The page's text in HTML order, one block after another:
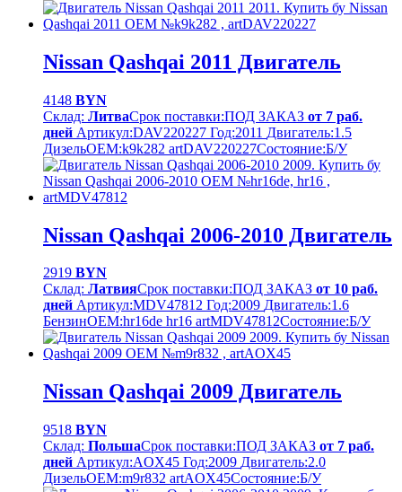
Nissan Qashqai 2011 Двигатель
4148 BYN
Склад: ЛитваСрок поставки:ПОД ЗАКАЗ от 7 раб.
дней Артикул:DAV220227 Год:2011 Двигатель:1.5
ДизельOEM:k9k282 artDAV220227Cостояние:Б/У
Nissan Qashqai 2006-2010 Двигатель
2919 BYN
Склад: ЛатвияСрок поставки:ПОД ЗАКАЗ от 10 раб.
дней Артикул:MDV47812 Год:2009 Двигатель:1.6
БензинOEM:hr16de hr16 artMDV47812Cостояние:Б/У
Nissan Qashqai 2009 Двигатель
9518 BYN
Склад: ПольшаСрок поставки:ПОД ЗАКАЗ от 7 раб.
дней Артикул:AOX45 Год:2009 Двигатель:2.0
ДизельOEM:m9r832 artAOX45Cостояние:Б/У